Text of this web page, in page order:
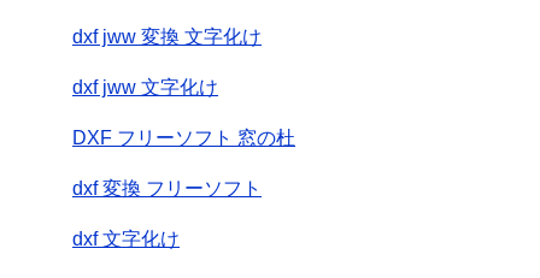
dxf jww 変換 文字化け
dxf jww 文字化け
DXF フリーソフト 窓の杜
dxf 変換 フリーソフト
dxf 文字化け